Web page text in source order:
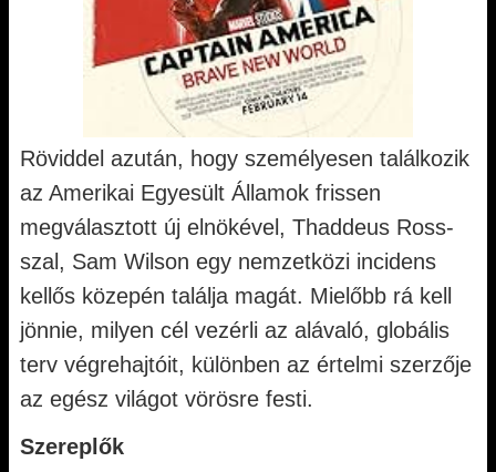
Röviddel azután, hogy személyesen találkozik
az Amerikai Egyesült Államok frissen
megválasztott új elnökével, Thaddeus Ross-
szal, Sam Wilson egy nemzetközi incidens
kellős közepén találja magát. Mielőbb rá kell
jönnie, milyen cél vezérli az alávaló, globális
terv végrehajtóit, különben az értelmi szerzője
az egész világot vörösre festi.
Szereplők